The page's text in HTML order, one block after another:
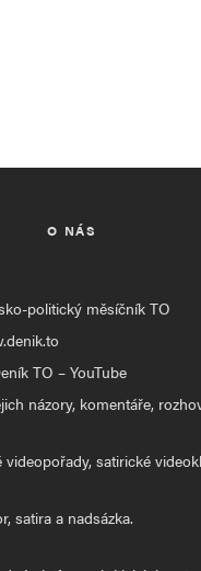
O NÁS
politický měsíčník TO
TO – YouTube
názory, komentáře,
satirické
satira a nadsázka.